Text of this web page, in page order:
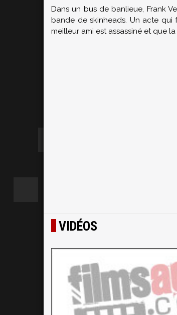
Dans un bus de banlieue, Frank
bande de skinheads. Un acte qui
meilleur ami est assassiné et que
VIDÉOS